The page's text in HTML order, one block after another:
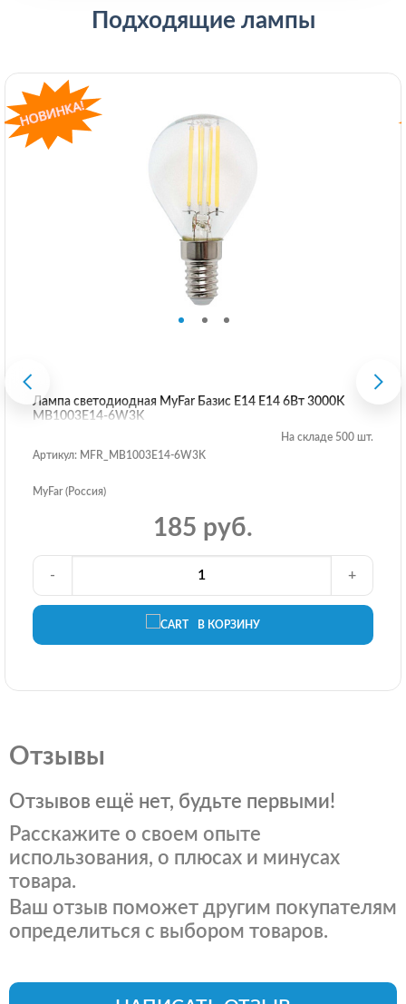
Подходящие лампы
Лампа светодиодная MyFar Базис E14 E14 6Вт 3000K
MB1003E14-6W3K
На складе 500 шт.
Артикул: MFR_MB1003E14-6W3K
MyFar (Россия)
185 руб.
В КОРЗИНУ
- +
Отзывы
Отзывов ещё нет, будьте первыми!
Расскажите о своем опыте
использования, о плюсах и минусах
товара.
Ваш отзыв поможет другим покупателям
определиться с выбором товаров.